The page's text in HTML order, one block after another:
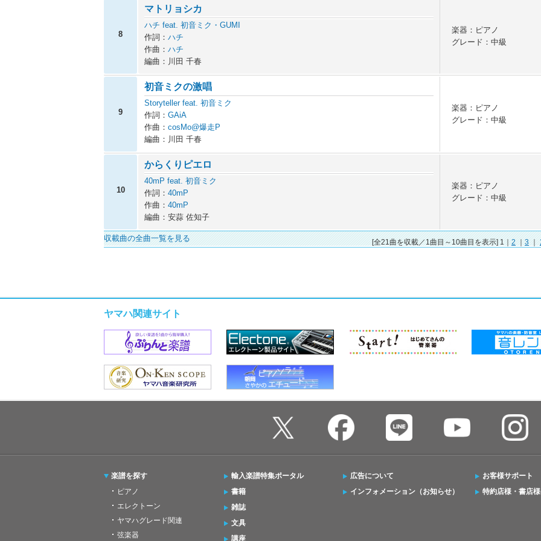
8
マトリョシカ
ハチ feat. 初音ミク・GUMI
作詞： ハチ
作曲： ハチ
編曲：川田 千春
楽器：ピアノ
グレード：中級
9
初音ミクの激唱
Storyteller feat. 初音ミク
作詞： GAiA
作曲： cosMo@爆走P
編曲：川田 千春
楽器：ピアノ
グレード：中級
10
からくりピエロ
40mP feat. 初音ミク
作詞： 40mP
作曲： 40mP
編曲：安蒜 佐知子
楽器：ピアノ
グレード：中級
収載曲の全曲一覧を見る [全21曲を収載／1曲目～10曲目を表示] 1｜ 2 ｜ 3 ｜
ヤマハ関連サイト
楽譜を探す
ピアノ
エレクトーン
ヤマハグレード関連
弦楽器
輸入楽譜特集ポータル
書籍
雑誌
文具
講座
広告について
インフォメーション（お知らせ）
お客様サポート
特約店様・書店